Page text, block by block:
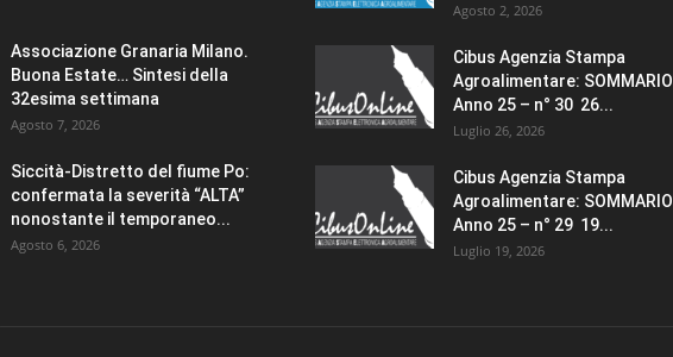
Associazione Granaria Milano.
Buona Estate… Sintesi della
32esima settimana
Agosto 7, 2026
Siccità-Distretto del fiume Po:
confermata la severità “ALTA”
nonostante il temporaneo...
Agosto 6, 2026
Agosto 2, 2026
Cibus Agenzia Stampa
Agroalimentare: SOMMARIO
Anno 25 – n° 30 26...
Luglio 26, 2026
Cibus Agenzia Stampa
Agroalimentare: SOMMARIO
Anno 25 – n° 29 19...
Luglio 19, 2026